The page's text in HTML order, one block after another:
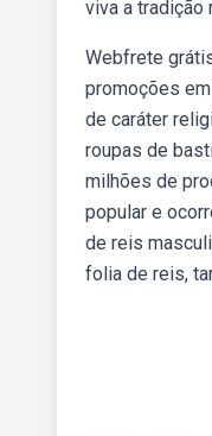
viva a tradição
Webfrete
promoções
de caráter
roupas de
milhões de
popular e
de reis
folia de reis,